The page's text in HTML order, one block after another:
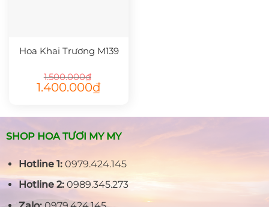
Hoa Khai Trương M139
1.500.000₫
Giá
gốc
1.400.000₫Giá
1.400.000₫.
SHOP HOA TƯƠI MY MY
Hotline 1:0979.424.145
Hotline 2:0989.345.273